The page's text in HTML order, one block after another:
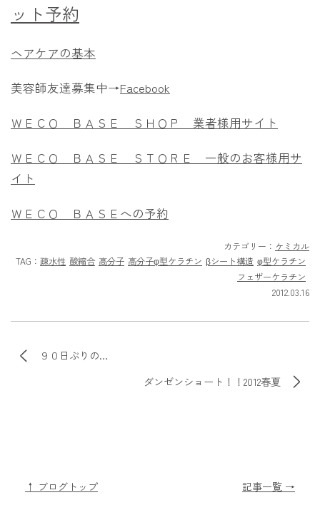
ット予約
ヘアケアの基本
美容師友達募集中→Facebook
ＷＥＣＯ ＢＡＳＥ ＳＨＯＰ 業者様用サイト
ＷＥＣＯ ＢＡＳＥ ＳＴＯＲＥ 一般のお客様用サ
イト
ＷＥＣＯ ＢＡＳＥへの予約
カテゴリー： ケミカル
TAG： 疎水性 酸縮合 高分子 高分子φ型ケラチン βシート構造 φ型ケラチン
フェザーケラチン
2012.03.16
９０日ぶりの…
ダンゼンショート！！2012春夏
↑ ブログトップ 記事一覧 →